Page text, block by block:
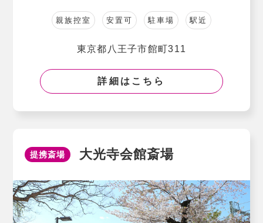
親族控室 安置可 駐車場 駅近
東京都八王子市館町311
詳細はこちら
提携斎場 大光寺会館斎場